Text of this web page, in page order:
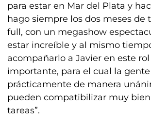
para estar en Mar del Plata y
hago siempre los dos meses de
full, con un megashow
estar increíble y al mismo
acompañarlo a Javier en este
importante, para el cual la
prácticamente de manera
pueden compatibilizar muy
tareas”.